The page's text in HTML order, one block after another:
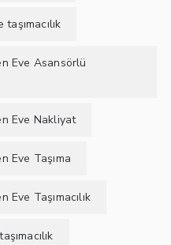
Eve Asansörlü
Eve Nakliyat
Eve Taşıma
Eve Taşımacılık